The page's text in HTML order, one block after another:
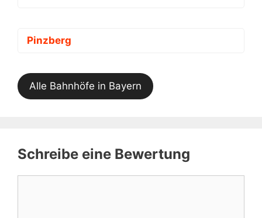
Pinzberg
Alle Bahnhöfe in Bayern
Schreibe eine Bewertung